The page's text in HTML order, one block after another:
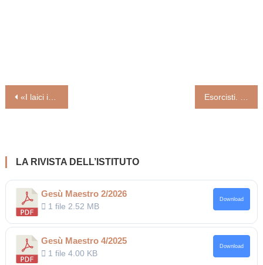
Navigazione
«I laici in parrocchia? Missionari nel quotidiano, non finti parroci»
LA RIVISTA DELL’ISTITUTO
Gesù Maestro 2/2026
1 file 2.52 MB
Download
Gesù Maestro 4/2025
1 file4.00 KB
Download